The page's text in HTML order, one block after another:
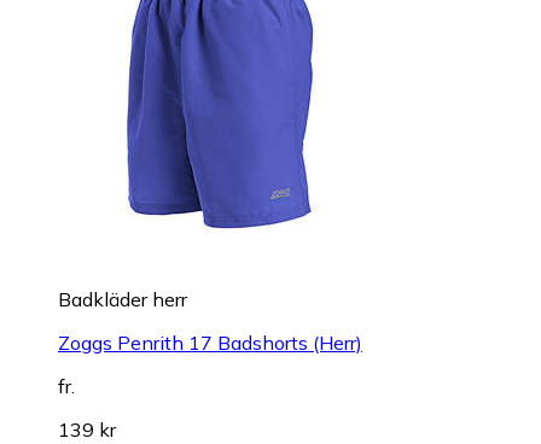
Badkläder herr
Zoggs Penrith 17 Badshorts (Herr)
fr.
139 kr